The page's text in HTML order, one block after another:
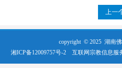
上一
copyright © 2025 湖南
湘ICP备12009757号-2
互联网宗教信息服